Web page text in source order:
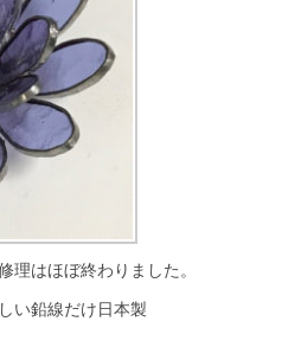
理はほぼ終わりました。
い鉛線だけ日本製